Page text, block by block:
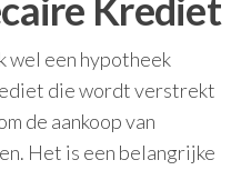
Krediet
wel een hypotheek
die wordt verstrekt
de aankoop van
Het is een belangrijke